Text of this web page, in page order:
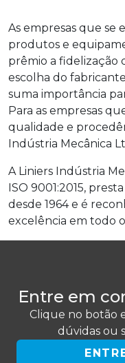
As empresas que se
produtos e
prêmio a fidelização
escolha do
suma importância
Para as empresas
qualidade e
Indústria Mecânica
A Liniers Indústria
ISO 9001:2015,
desde 1964 e é
excelência em todo
Entre em
Clique no botão
dúvidas ou